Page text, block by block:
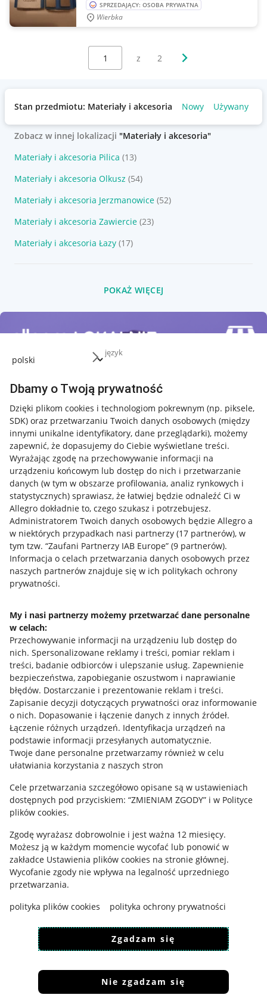
język
Dbamy o Twoją prywatność
Dzięki plikom cookies i technologiom pokrewnym (np. piksele,
SDK) oraz przetwarzaniu Twoich danych osobowych (między
innymi unikalne identyfikatory, dane przeglądarki), możemy
zapewnić, że dopasujemy do Ciebie wyświetlane treści.
Wyrażając zgodę na przechowywanie informacji na
urządzeniu końcowym lub dostęp do nich i przetwarzanie
danych (w tym w obszarze profilowania, analiz rynkowych i
statystycznych) sprawiasz, że łatwiej będzie odnaleźć Ci w
Allegro dokładnie to, czego szukasz i potrzebujesz.
Administratorem Twoich danych osobowych będzie Allegro a
w niektórych przypadkach nasi partnerzy (17 partnerów), w
tym tzw. “Zaufani Partnerzy IAB Europe” (9 partnerów).
Informacja o celach przetwarzania danych osobowych przez
naszych partnerów znajduje się w ich politykach ochrony
prywatności.
My i nasi partnerzy możemy przetwarzać dane personalne
w celach:
Przechowywanie informacji na urządzeniu lub dostęp do
nich. Spersonalizowane reklamy i treści, pomiar reklam i
treści, badanie odbiorców i ulepszanie usług. Zapewnienie
bezpieczeństwa, zapobieganie oszustwom i naprawianie
błędów. Dostarczanie i prezentowanie reklam i treści.
Zapisanie decyzji dotyczących prywatności oraz informowanie
o nich. Dopasowanie i łączenie danych z innych źródeł.
Łączenie różnych urządzeń. Identyfikacja urządzeń na
podstawie informacji przesyłanych automatycznie.
Twoje dane personalne przetwarzamy również w celu
ułatwiania korzystania z naszych stron
Cele przetwarzania szczegółowo opisane są w ustawieniach
dostępnych pod przyciskiem: “ZMIENIAM ZGODY” i w Polityce
plików cookies.
Zgodę wyrażasz dobrowolnie i jest ważna 12 miesięcy.
Możesz ją w każdym momencie wycofać lub ponowić w
zakładce Ustawienia plików cookies na stronie głównej.
Wycofanie zgody nie wpływa na legalność uprzedniego
przetwarzania.
polityka plików cookies
polityka ochrony prywatności
Zgadzam się
Nie zgadzam się
SPRZEDAJĄCY: OSOBA PRYWATNA
Wierbka
Wybierz stronę:
z 2 Następna strona
Stan przedmiotu: Materiały i akcesoria Nowy Używany
Zobacz w innej lokalizacji "Materiały i akcesoria"
Materiały i akcesoria Pilica (13)
Materiały i akcesoria Olkusz (54)
Materiały i akcesoria Jerzmanowice (52)
Materiały i akcesoria Zawiercie (23)
Materiały i akcesoria Łazy (17)
POKAŻ WIĘCEJ
Przydatne informacje
Jak to działa
Allegro Gadane dla sprzedających
Allegro Gadane dla kupujących
Mapa miejscowości
Informacje prawne
Regulamin
Polityka plików "cookies"
Ustawienia plików "cookies"
Udostępnianie lokalizacji
Informacje dla Aktu o Usługach Cyfrowych
Pobierz aplikację
Korzystanie z serwisu oznacza akceptacjęregulaminu